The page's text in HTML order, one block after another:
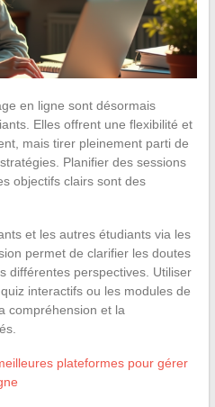
en ligne sont désormais
Elles offrent une flexibilité et
mais tirer pleinement parti de
Planifier des sessions
objectifs clairs sont des
et les autres étudiants via les
permet de clarifier les doutes
différentes perspectives. Utiliser
interactifs ou les modules de
compréhension et la
plateformes pour gérer